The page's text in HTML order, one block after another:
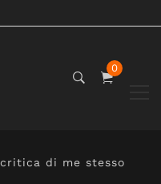
0
di me stesso